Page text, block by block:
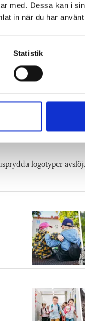
med. Dessa kan i
in när du har
Statistik
blir tydligt i
logotyper